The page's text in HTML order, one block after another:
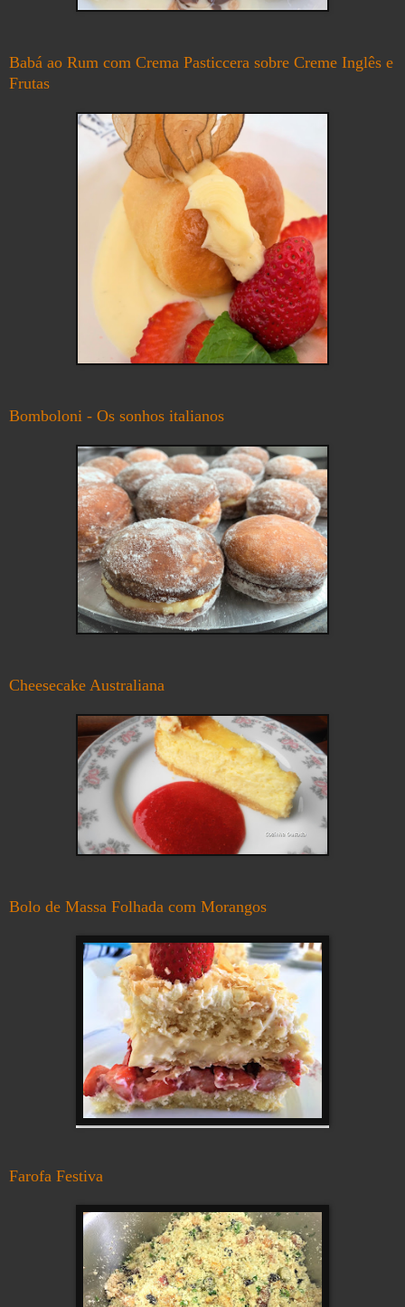
Babá ao Rum com Crema Pasticcera sobre Creme Inglês e
Frutas
Bomboloni - Os sonhos italianos
Cheesecake Australiana
Bolo de Massa Folhada com Morangos
Farofa Festiva